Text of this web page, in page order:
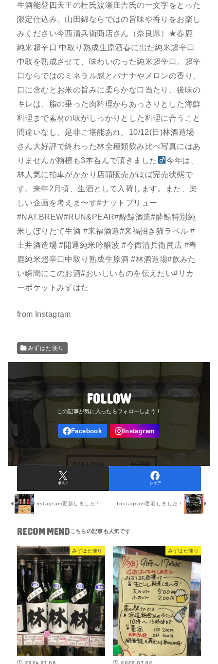
生酒能登四天王の杜氏波瀬庄吉氏の一文字をとった
限定仕込み、山田錦ならではの旨味や香りをお楽し
みください今西清兵衛商店さん（奈良県）★春鹿
純米超辛口 中取り熟成生原酒春に出た純米超辛口
中取を熟成させて、味わいのった純米超辛口。超辛
口ならではのミネラル感とバナナやメロンの香り、
口に含むとお米の旨みに柔らかな口当たり、後味の
キレは、脂の乗った肉料理からあっさりとした海鮮
料理まで素材の味がしっかりとした料理に合うこと
間違いなし。是非ご堪能あれ。10/12(日)林酒造場
さん大好評で終わった林全種類飲み比べ写真にはあ
りませんが栴檀も3本呑んで頂きました‍
今年は、
林人気に拍車がかかり店頭販売がほぼ完売状態で
す。来年2月頃、生酒として入荷します。また、楽
しい企画を考えま〜す#ナットブリュー
#NAT.BREW#RUN&PEAR#酔鯨酒造#酔鯨特別純
米しぼりたて生酒 #来福酒造#来福招き猫ラベル #
土井酒造場 #開運純米吟醸波 #今西清兵衛商店 #春
鹿純米超辛口中取り熟成生原酒 #林酒造場#飲みた
い瞬間にこのお酒#おいしいものを伝えたい#リカ
ーポケットみずはた
from Instagram
みずはた便り
FOLLOW
ポスト シェア
Instagram更新しました！ Instagram更新しました！
RECOMMEND
みずはた便り みずはた便り